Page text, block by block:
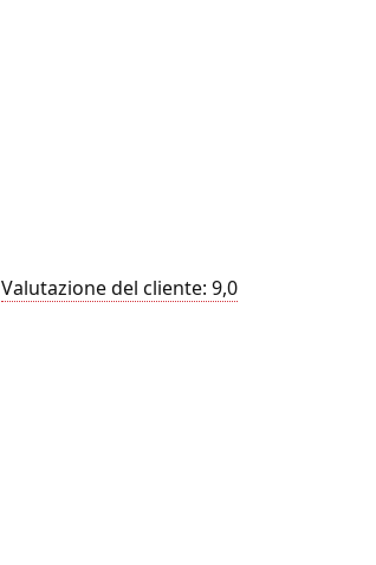
Valutazione del cliente: 9,0